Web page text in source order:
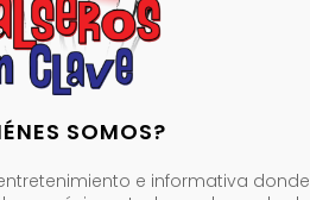
SOMOS?
e informativa